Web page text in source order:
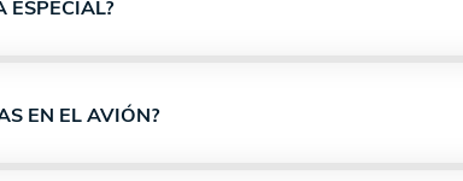
ESPECIAL?
EN EL AVIÓN?